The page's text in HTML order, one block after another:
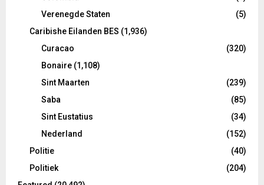
Verenegde Staten
(5)
Caribishe Eilanden BES (1,936)
Curacao
(320)
Bonaire (1,108)
Sint Maarten
(239)
Saba
(85)
Sint Eustatius
(34)
Nederland
(152)
Politie
(40)
Politiek
(204)